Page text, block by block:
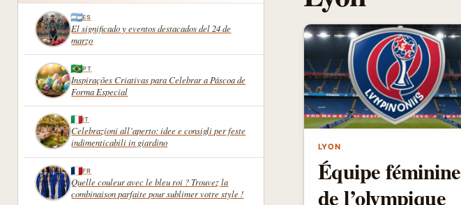
LYON
Équipe féminine
de l’olympique
ES
El significado y eventos destacados del 24 de
marzo
PT
Inspirações Criativas para Celebrar a Páscoa de
Forma Especial
IT
Celebrazioni all’aperto: idee e consigli per feste
indimenticabili in giardino
FR
Quelle couleur avec le bleu roi ? Trouvez la
combinaison parfaite pour sublimer votre style !